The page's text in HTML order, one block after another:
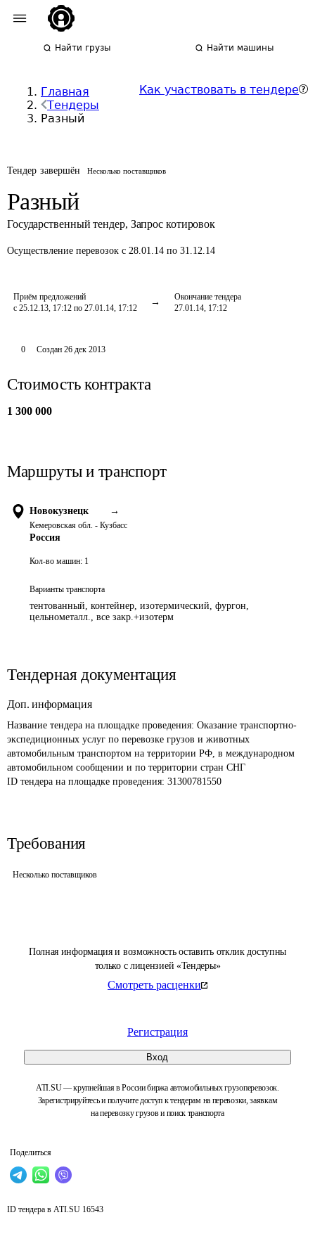
Найти грузы Найти машины
Главная
Тендеры
Разный
Как участвовать в тендере
Тендер завершён Несколько поставщиков
Разный
Государственный тендер, Запрос котировок
Осуществление перевозок с 28.01.14 по 31.12.14
Приём предложений
с 25.12.13, 17:12 по 27.01.14, 17:12
Окончание тендера
27.01.14, 17:12
Полная информация и возможность оставить отклик доступны
только с лицензией «Тендеры»
Смотреть расценки
Регистрация
Вход
ATI.SU — крупнейшая в России биржа автомобильных грузоперевозок.
Зарегистрируйтесь и получите доступ к тендерам на перевозки, заявкам
на перевозку грузов и поиск транспорта
Поделиться
0 Создан 26 дек 2013
Стоимость контракта
1 300 000
Маршруты и транспорт
Новокузнецк →
Кемеровская обл. - Кузбасс
Россия
Кол-во машин: 1
Варианты транспорта
тентованный, контейнер, изотермический, фургон,
цельнометалл., все закр.+изотерм
Тендерная документация
Доп. информация
Название тендера на площадке проведения: Оказание транспортно-
экспедиционных услуг по перевозке грузов и животных
автомобильным транспортом на территории РФ, в международном
автомобильном сообщении и по территории стран СНГ
ID тендера на площадке проведения: 31300781550
Требования
Несколько поставщиков
ID тендера в ATI.SU 16543